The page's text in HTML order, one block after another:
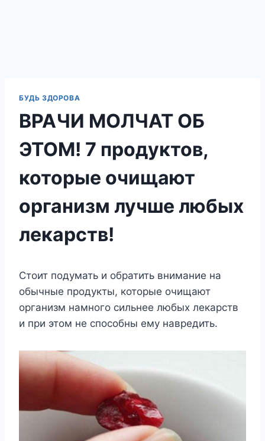
БУДЬ ЗДОРОВА
ВРАЧИ МОЛЧАТ ОБ
ЭТОМ! 7 продуктов,
которые очищают
организм лучше любых
лекарств!
Стоит подумать и обратить внимание на
обычные продукты, которые очищают
организм намного сильнее любых лекарств
и при этом не способны ему навредить.